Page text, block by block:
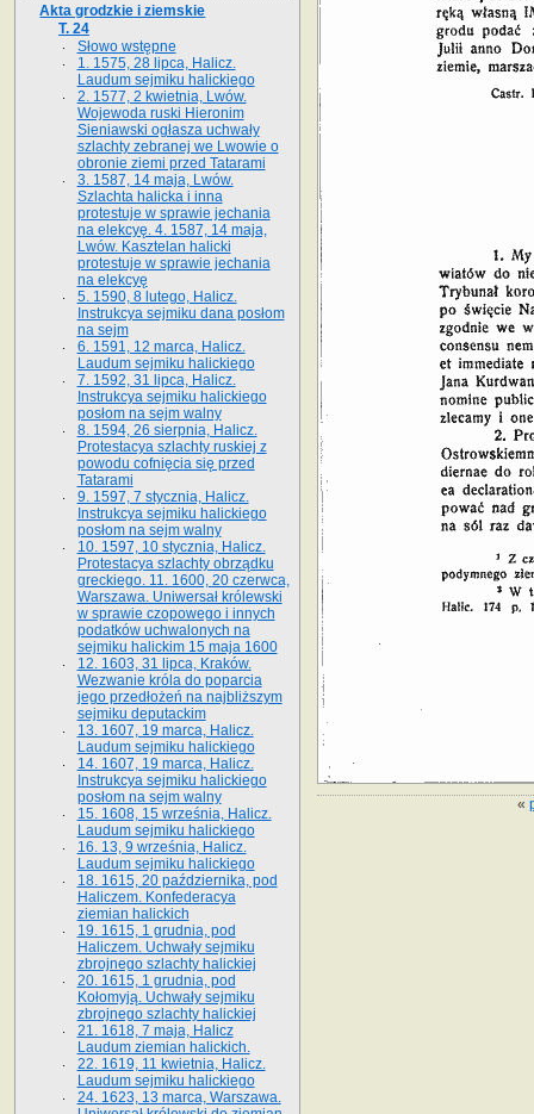
«
Akta grodzkie i ziemskie
T. 24
Słowo wstępne
1. 1575, 28 lipca, Halicz.
Laudum sejmiku halickiego
2. 1577, 2 kwietnia, Lwów.
Wojewoda ruski Hieronim
Sieniawski ogłasza uchwały
szlachty zebranej we Lwowie o
obronie ziemi przed Tatarami
3. 1587, 14 maja, Lwów.
Szlachta halicka i inna
protestuje w sprawie jechania
na elekcyę. 4. 1587, 14 maja,
Lwów. Kasztelan halicki
protestuje w sprawie jechania
na elekcyę
5. 1590, 8 lutego, Halicz.
Instrukcya sejmiku dana posłom
na sejm
6. 1591, 12 marca, Halicz.
Laudum sejmiku halickiego
7. 1592, 31 lipca, Halicz.
Instrukcya sejmiku halickiego
posłom na sejm walny
8. 1594, 26 sierpnia, Halicz.
Protestacya szlachty ruskiej z
powodu cofnięcia się przed
Tatarami
9. 1597, 7 stycznia, Halicz.
Instrukcya sejmiku halickiego
posłom na sejm walny
10. 1597, 10 stycznia, Halicz.
Protestacya szlachty obrządku
greckiego. 11. 1600, 20 czerwca,
Warszawa. Uniwersał królewski
w sprawie czopowego i innych
podatków uchwalonych na
sejmiku halickim 15 maja 1600
12. 1603, 31 lipca, Kraków.
Wezwanie króla do poparcia
jego przedłożeń na najbliższym
sejmiku deputackim
13. 1607, 19 marca, Halicz.
Laudum sejmiku halickiego
14. 1607, 19 marca, Halicz.
Instrukcya sejmiku halickiego
posłom na sejm walny
15. 1608, 15 września, Halicz.
Laudum sejmiku halickiego
16. 13, 9 września, Halicz.
Laudum sejmiku halickiego
18. 1615, 20 października, pod
Haliczem. Konfederacya
ziemian halickich
19. 1615, 1 grudnia, pod
Haliczem. Uchwały sejmiku
zbrojnego szlachty halickiej
20. 1615, 1 grudnia, pod
Kołomyją. Uchwały sejmiku
zbrojnego szlachty halickiej
21. 1618, 7 maja, Halicz
Laudum ziemian halickich.
22. 1619, 11 kwietnia, Halicz.
Laudum sejmiku halickiego
24. 1623, 13 marca, Warszawa.